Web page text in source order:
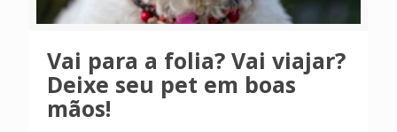
Vai para a folia? Vai viajar?
Deixe seu pet em boas
mãos!